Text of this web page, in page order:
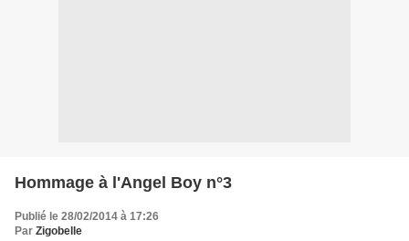
Hommage à l'Angel Boy n°3
Publié le 28/02/2014 à 17:26
Par Zigobelle